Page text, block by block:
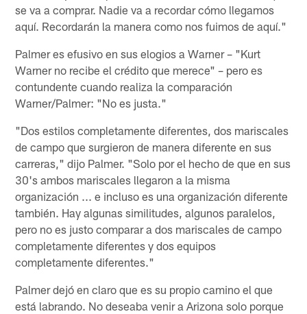
se va a comprar. Nadie va a recordar cómo llegamos
aquí. Recordarán la manera como nos fuimos de aquí."
Palmer es efusivo en sus elogios a Warner – "Kurt
Warner no recibe el crédito que merece" – pero es
contundente cuando realiza la comparación
Warner/Palmer: "No es justa."
"Dos estilos completamente diferentes, dos mariscales
de campo que surgieron de manera diferente en sus
carreras," dijo Palmer. "Solo por el hecho de que en sus
30's ambos mariscales llegaron a la misma
organización ... e incluso es una organización diferente
también. Hay algunas similitudes, algunos paralelos,
pero no es justo comparar a dos mariscales de campo
completamente diferentes y dos equipos
completamente diferentes."
Palmer dejó en claro que es su propio camino el que
está labrando. No deseaba venir a Arizona solo porque